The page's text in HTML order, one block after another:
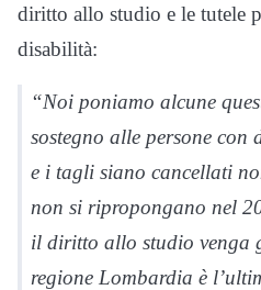
diritto allo studio e le tutele
disabilità:
“Noi poniamo alcune
sostegno alle persone
e i tagli siano cancellati
non si ripropongano nel
il diritto allo studio venga
regione Lombardia è